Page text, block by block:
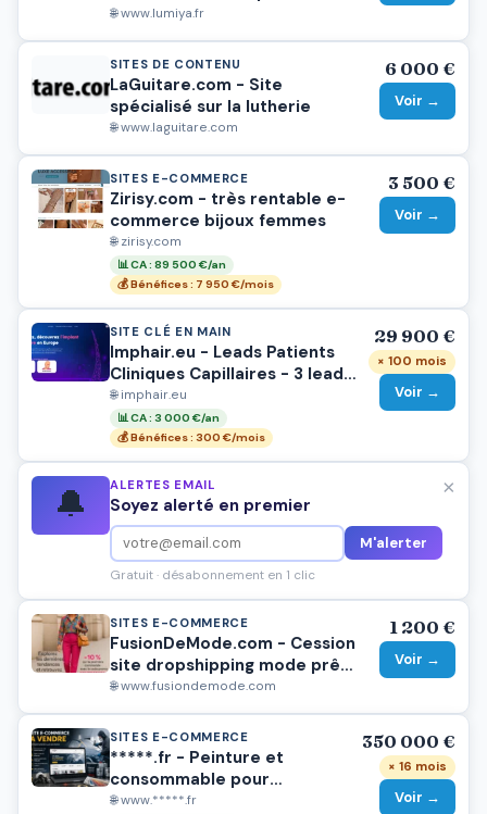
main
🌐 www.lumiya.fr
SITES DE CONTENU
LaGuitare.com - Site
spécialisé sur la lutherie
🌐 www.laguitare.com
6 000 €
Voir →
SITES E-COMMERCE
Zirisy.com - très rentable e-
commerce bijoux femmes
🌐 zirisy.com
📊 CA : 89 500 €/an
💰 Bénéfices : 7 950 €/mois
3 500 €
Voir →
SITE CLÉ EN MAIN
Imphair.eu - Leads Patients
Cliniques Capillaires - 3 leads
/ semaines
🌐 imphair.eu
📊 CA : 3 000 €/an
💰 Bénéfices : 300 €/mois
29 900 €
× 100 mois
Voir →
🔔 ALERTES EMAIL
Soyez alerté en premier
M'alerter
Gratuit · désabonnement en 1 clic
×
SITES E-COMMERCE
FusionDeMode.com - Cession
site dropshipping mode prêt
à l'emploi
🌐 www.fusiondemode.com
1 200 €
Voir →
SITES E-COMMERCE
*****.fr - Peinture et
consommable pour
carrosserie
🌐 www.*****.fr
350 000 €
× 16 mois
Voir →